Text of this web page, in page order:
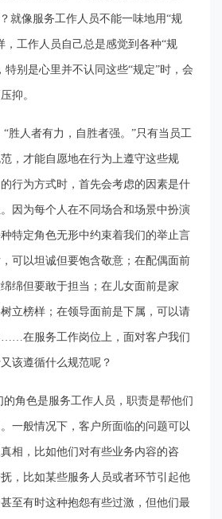
就像服务工作人员不能一味地用“规
，工作人员自己总是感觉到各种“规
特别是心里并不认同这些“规定”时，会
抑。
“胜人者有力，自胜者强。”只有当员工
，才能自愿地在行为上遵守这些规
行为方式时，首先会考虑的因素是什
因为每个人在不同场合和场景中扮演
特定角色无形中约束着我们的举止言
可以坦诚但要饱含敬意；在配偶面前
绵但要敢于担当；在儿女面前是家
立榜样；在领导面前是下属，可以请
在服务工作岗位上，面对客户我们
该遵循什么规范呢？
的角色是服务工作人员，职责是帮他们
一般情况下，客户所面临的问题可以
相，比如他们对有些业务内容的咨
，比如某些服务人员或者环节引起他
至有时这种抱怨有些过激，但他们最